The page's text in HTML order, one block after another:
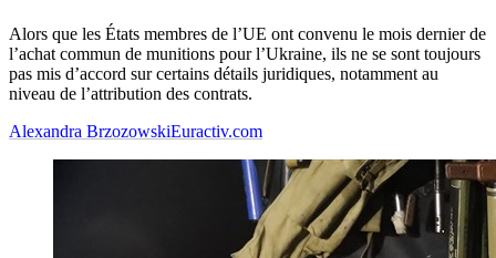
Alors que les États membres de l’UE ont convenu le mois dernier de
l’achat commun de munitions pour l’Ukraine, ils ne se sont toujours
pas mis d’accord sur certains détails juridiques, notamment au
niveau de l’attribution des contrats.
Alexandra BrzozowskiEuractiv.com